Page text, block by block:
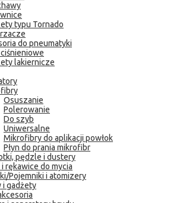
typu Tornado
do pneumatyki
lakiernicze
Osuszanie
Polerowanie
Do szyb
Uniwersalne
Mikrofibry do aplikacji powłok
Płyn do prania mikrofibr
pędzle i dustery
i rękawice do mycia
Pojemniki i atomizery
i gadżety